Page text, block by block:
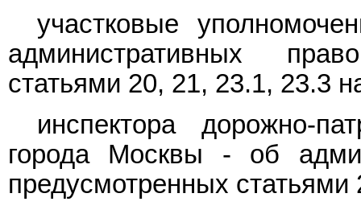
участковые
административных
статьями 20, 21, 23.1, 23.3
инспектора дорожно-
города Москвы - об
предусмотренных